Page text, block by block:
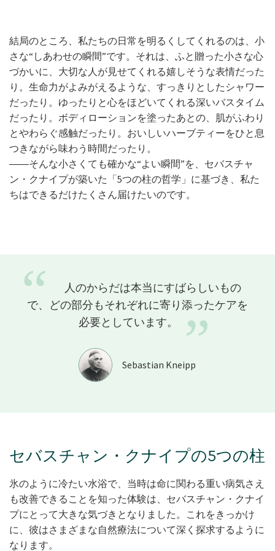
結局のところ、私たちの日常を明るくしてくれるのは、小
さな“しあわせの瞬間”です。それは、ふと贈った小さな心
づかいに、大切な人が見せてくれる嬉しそうな表情だった
り。生命力がよみがえるような、すっきりとしたシャワー
だったり。ゆったりと心をほどいてくれる深いバスタイム
だったり。ボディローションを塗ったあとの、肌がふわり
とやわらぐ感触だったり。おいしいハーブティーをひと息
つきながら味わう時間だったり。
――そんな小さくても確かな“よい瞬間”を、セバスチャ
ン・クナイプが築いた「5つの柱の哲学」に基づき、私た
ちはできるだけたくさん届けたいのです。
“
人のからだは本当にすばらしいもの
で、どの部分もそれぞれに寄り添ったケアを
必要としています。
”
Sebastian Kneipp
セバスチャン・クナイプの5つの柱
氷のように冷たい水浴で、当時は命に関わる重い病気さえ
も改善できることを知った体験は、セバスチャン・クナイ
プにとって大きな気づきとなりました。これをきっかけ
に、彼はさまざまな自然療法について深く探求するように
なります。